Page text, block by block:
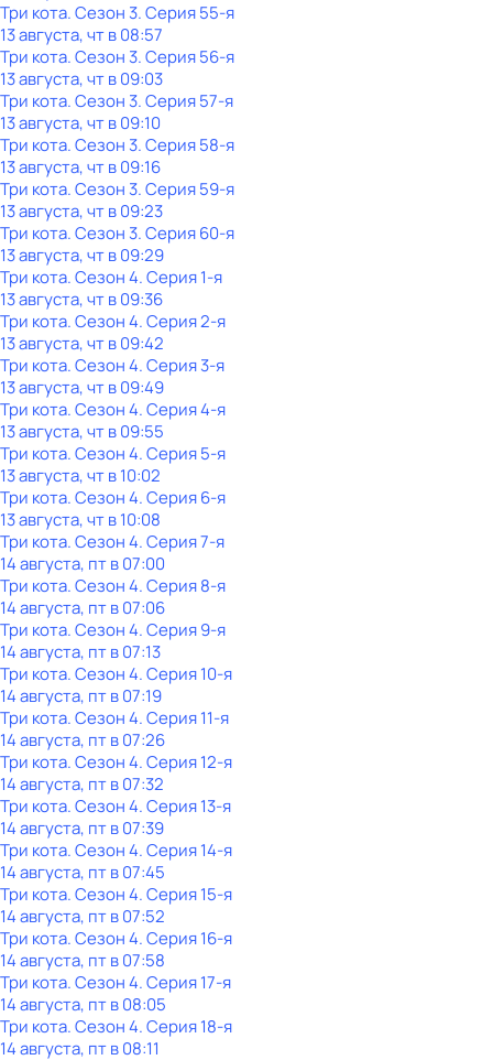
Три кота. Сезон 3. Серия 55-я
13 августа, чт в 08:57
Три кота. Сезон 3. Серия 56-я
13 августа, чт в 09:03
Три кота. Сезон 3. Серия 57-я
13 августа, чт в 09:10
Три кота. Сезон 3. Серия 58-я
13 августа, чт в 09:16
Три кота. Сезон 3. Серия 59-я
13 августа, чт в 09:23
Три кота. Сезон 3. Серия 60-я
13 августа, чт в 09:29
Три кота. Сезон 4. Серия 1-я
13 августа, чт в 09:36
Три кота. Сезон 4. Серия 2-я
13 августа, чт в 09:42
Три кота. Сезон 4. Серия 3-я
13 августа, чт в 09:49
Три кота. Сезон 4. Серия 4-я
13 августа, чт в 09:55
Три кота. Сезон 4. Серия 5-я
13 августа, чт в 10:02
Три кота. Сезон 4. Серия 6-я
13 августа, чт в 10:08
Три кота. Сезон 4. Серия 7-я
14 августа, пт в 07:00
Три кота. Сезон 4. Серия 8-я
14 августа, пт в 07:06
Три кота. Сезон 4. Серия 9-я
14 августа, пт в 07:13
Три кота. Сезон 4. Серия 10-я
14 августа, пт в 07:19
Три кота. Сезон 4. Серия 11-я
14 августа, пт в 07:26
Три кота. Сезон 4. Серия 12-я
14 августа, пт в 07:32
Три кота. Сезон 4. Серия 13-я
14 августа, пт в 07:39
Три кота. Сезон 4. Серия 14-я
14 августа, пт в 07:45
Три кота. Сезон 4. Серия 15-я
14 августа, пт в 07:52
Три кота. Сезон 4. Серия 16-я
14 августа, пт в 07:58
Три кота. Сезон 4. Серия 17-я
14 августа, пт в 08:05
Три кота. Сезон 4. Серия 18-я
14 августа, пт в 08:11